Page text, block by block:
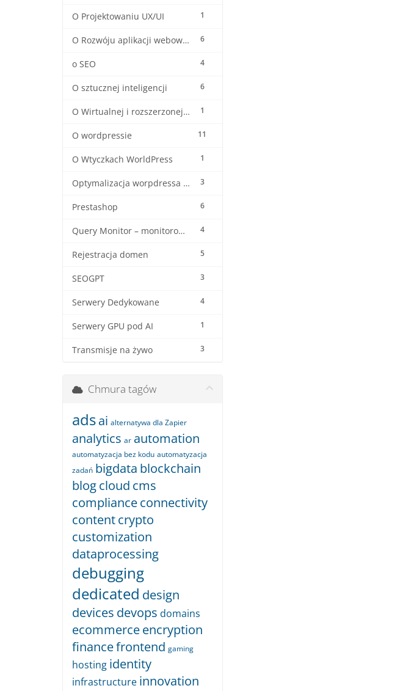
1
O Projektowaniu UX/UI
6
O Rozwóju aplikacji webowych
4
o SEO
6
O sztucznej inteligencji
1
O Wirtualnej i rozszerzonej rzeczywistośći
11
O wordpressie
1
O Wtyczkach WorldPress
3
Optymalizacja worpdressa i woocommerca
6
Prestashop
4
Query Monitor – monitorowanie wordpressa
5
Rejestracja domen
3
SEOGPT
4
Serwery Dedykowane
1
Serwery GPU pod AI
3
Transmisje na żywo
Chmura tagów
adsai alternatywa dla Zapier
analytics ar automation
automatyzacja bez kodu automatyzacja
zadań bigdata blockchain
blogcloud cms
complianceconnectivity
contentcrypto
customization
dataprocessing
debugging
dedicated design
devices devops domains
ecommerceencryption
financefrontend gaming
hosting identity
infrastructure innovation